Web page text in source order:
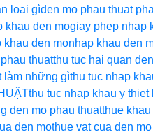
loai gìden mo phau thuat
khau den mogiay phep nhap
khau den monhap khau den
thuatthu tuc hai quan
làm những gìthu tuc nhap
thu tuc nhap khau y thiet
den mo phau thuatthue
den mothue vat cua den